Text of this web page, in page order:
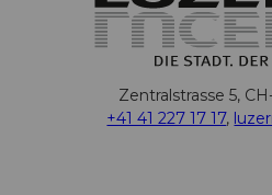
Zentralstrasse 5,
+41 41 227 17 17,